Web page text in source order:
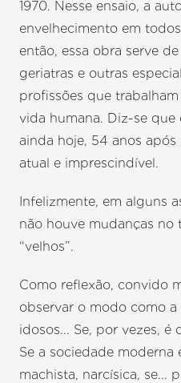
1970. Nesse ensaio, a
envelhecimento em
então, essa obra serve
geriatras e outras
profissões que
vida humana. Diz-se que
ainda hoje, 54 anos
atual e imprescindível.
Infelizmente, em alguns
não houve mudanças no
“velhos”.
Como reflexão, convido
observar o modo como
idosos... Se, por vezes, é
Se a sociedade
machista, narcísica, se...